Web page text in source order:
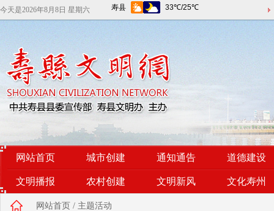
今天是2026年8月8日 星期六
网站首页 城市创建 通知通告 道德建设
文明播报 农村创建 文明新风 文化寿州
网站首页 / 主题活动